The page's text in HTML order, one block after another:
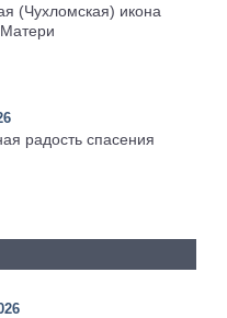
Нечаянная радость спасения